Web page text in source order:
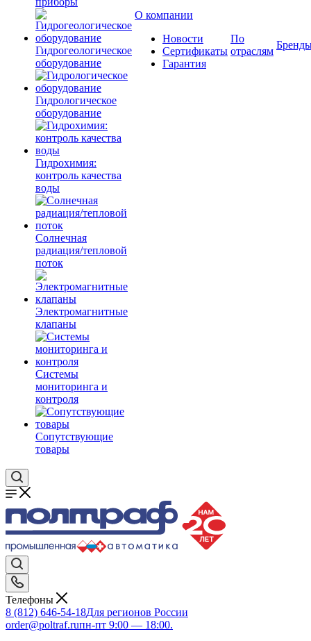
Гидрогеологическое
оборудование
Гидрологическое
оборудование
Гидрохимия:
контроль качества
воды
Солнечная
радиация/тепловой
поток
Электромагнитные
клапаны
Системы
мониторинга и
контроля
Сопутствующие
товары
О компании
Новости
Сертификаты
Гарантия
По
отраслям
Телефоны
8 (812) 646-54-18Для регионов России
order@poltraf.ruпн-пт 9:00 — 18:00.